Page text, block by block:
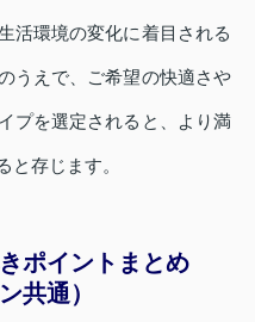
活環境の変化に着目される
うえで、ご希望の快適さや
プを選定されると、より満
と存じます。
ポイントまとめ
共通）